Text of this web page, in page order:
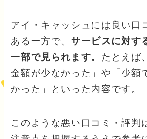
アイ・キャッシュには良い口
ある一方で、サービスに対す
一部で見られます。 たとえば
金額が少なかった」や「少額
かった」といった内容です。
このような悪い口コミ・評判